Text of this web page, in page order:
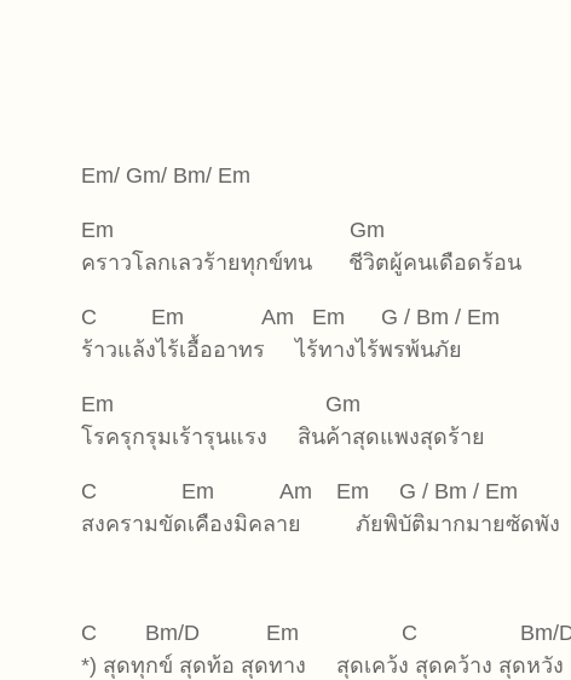
Em/ Gm/ Bm/ Em
Em Gm
คราวโลกเลวร้ายทุกข์ทน ชีวิตผู้คนเดือดร้อน
C Em Am Em G / Bm / Em
ร้าวแล้งไร้เอื้ออาทร ไร้ทางไร้พรพ้นภัย
Em Gm
โรครุกรุมเร้ารุนแรง สินค้าสุดแพงสุดร้าย
C Em Am Em G / Bm / Em
สงครามขัดเคืองมิคลาย ภัยพิบัติมากมายซัดพัง
C Bm/D Em C Bm/
*) สุดทุกข์ สุดท้อ สุดทาง สุดเคว้ง สุดคว้าง สุดหวัง